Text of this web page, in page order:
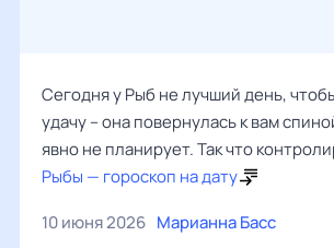
Сегодня у Рыб не лучший день,
удачу – она повернулась к вам
явно не планирует. Так что
Рыбы — гороскоп на дату
10 июня 2026 Марианна Басс